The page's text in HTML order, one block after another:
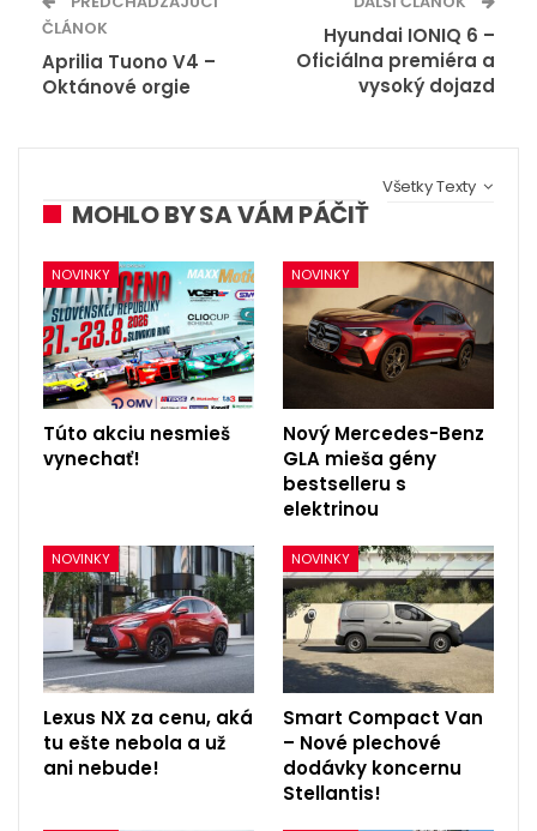
ČLÁNOK
Aprilia Tuono V4 –
Oktánové orgie
Hyundai IONIQ 6 –
Oficiálna premiéra a
vysoký dojazd
Všetky Texty
MOHLO BY SA VÁM PÁČIŤ
NOVINKY
Túto akciu nesmieš
vynechať!
NOVINKY
Nový Mercedes-Benz
GLA mieša gény
bestselleru s
elektrinou
NOVINKY
Lexus NX za cenu, aká
tu ešte nebola a už
ani nebude!
NOVINKY
Smart Compact Van
– Nové plechové
dodávky koncernu
Stellantis!